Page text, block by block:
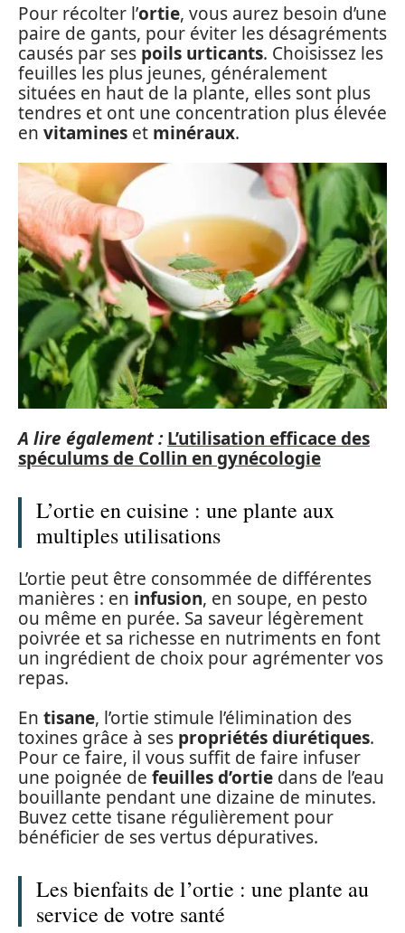
Pour récolter l’ortie, vous aurez besoin d’une
paire de gants, pour éviter les désagréments
causés par ses poils urticants. Choisissez les
feuilles les plus jeunes, généralement
situées en haut de la plante, elles sont plus
tendres et ont une concentration plus élevée
en vitamines et minéraux.
A lire également : L’utilisation efficace des
spéculums de Collin en gynécologie
L’ortie en cuisine : une plante aux
multiples utilisations
L’ortie peut être consommée de différentes
manières : en infusion, en soupe, en pesto
ou même en purée. Sa saveur légèrement
poivrée et sa richesse en nutriments en font
un ingrédient de choix pour agrémenter vos
repas.
En tisane, l’ortie stimule l’élimination des
toxines grâce à ses propriétés diurétiques.
Pour ce faire, il vous suffit de faire infuser
une poignée de feuilles d’ortie dans de l’eau
bouillante pendant une dizaine de minutes.
Buvez cette tisane régulièrement pour
bénéficier de ses vertus dépuratives.
Les bienfaits de l’ortie : une plante au
service de votre santé